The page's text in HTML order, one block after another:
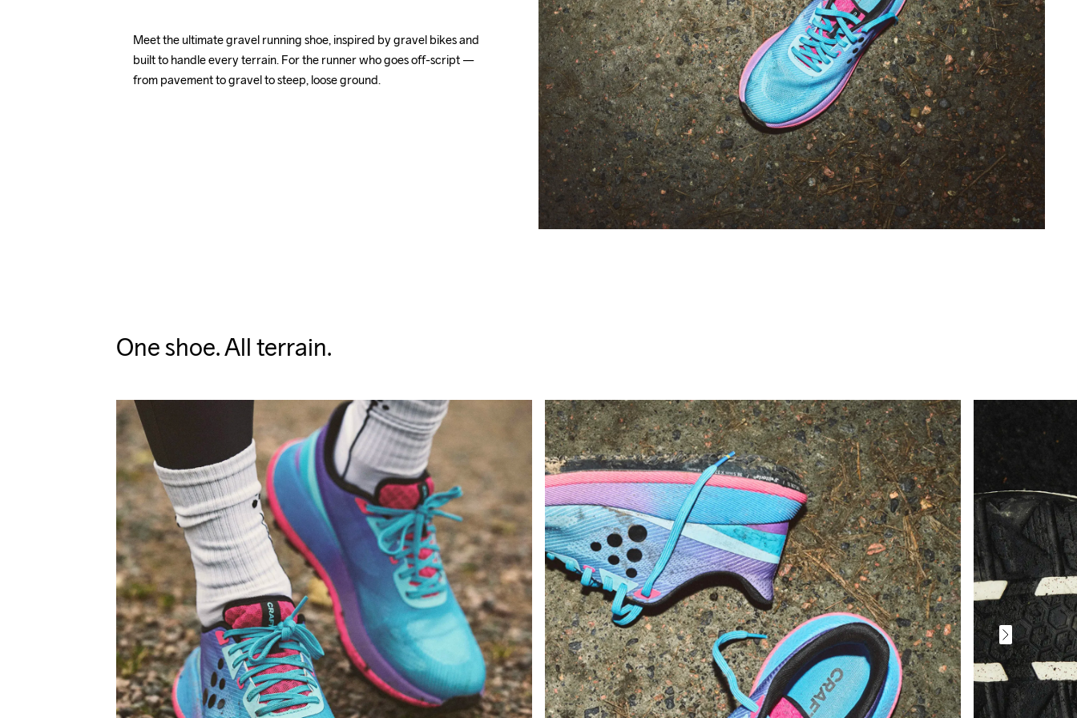
Meet the ultimate gravel running shoe, inspired by gravel bikes and
built to handle every terrain. For the runner who goes off-script —
from pavement to gravel to steep, loose ground.
One shoe. All terrain.